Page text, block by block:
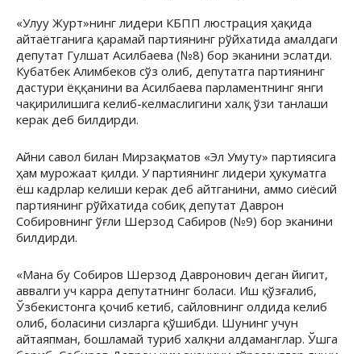
«Улуу Журт»нинг лидери КБПП люстрация ҳақида
айтаётганига қарамай партиянинг рўйхатида амалдаги
депутат Гулшат Асилбаева (№8) бор эканини эслатди.
Кубатбек Алимбеков сўз олиб, депутатга партиянинг
дастури ёққанини ва Асилбаева парламентнинг янги
чақирилишига келиб-келмаслигини халқ ўзи танлаши
керак деб билдирди.
Айни савол билан Мирзақматов «Эл Умуту» партиясига
ҳам мурожаат қилди. У партиянинг лидери ҳукуматга
ёш кадрлар келиши керак деб айтганини, аммо сиёсий
партиянинг рўйхатида собиқ депутат Даврон
Собировнинг ўғли Шерзод Сабиров (№9) бор эканини
билдирди.
«Мана бу Собиров Шерзод Давронович деган йигит,
аввалги уч карра депутатнинг боласи. Иш қўзғалиб,
Ўзбекистонга қочиб кетиб, сайловнинг олдида келиб
олиб, боласини сизларга қўшибди. Шунинг учун
айтаяпман, бошламай туриб халқни алдаманглар. Ўшга